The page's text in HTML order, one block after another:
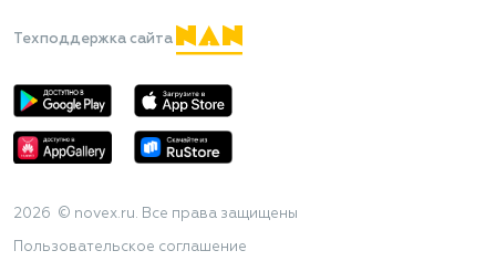
Техподдержка сайта
2026 © novex.ru. Все права защищены
Пользовательское соглашение